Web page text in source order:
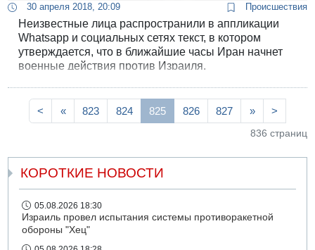
30 апреля 2018, 20:09 Происшествия
Неизвестные лица распространили в аппликации
Whatsapp и социальных сетях текст, в котором
утверждается, что в ближайшие часы Иран начнет
военные действия против Израиля.
< « 823 824 825 826 827 » >
836 страниц
КОРОТКИЕ НОВОСТИ
05.08.2026 18:30
Израиль провел испытания системы противоракетной
обороны "Хец"